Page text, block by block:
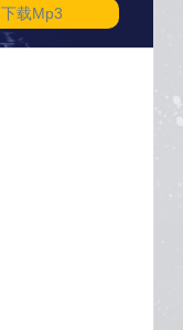
下载Mp3